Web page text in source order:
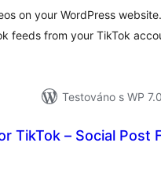
on your WordPress
feeds from your TikTok
Testováno s WP
TikTok – Social Post